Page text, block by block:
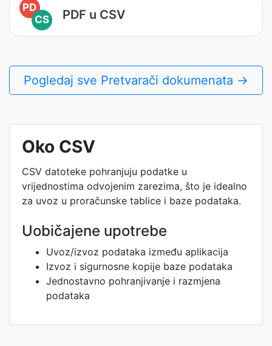
PD
CS
PDF u CSV
Pogledaj sve Pretvarači dokumenata →
Oko CSV
CSV datoteke pohranjuju podatke u
vrijednostima odvojenim zarezima, što je idealno
za uvoz u proračunske tablice i baze podataka.
Uobičajene upotrebe
Uvoz/izvoz podataka između aplikacija
Izvoz i sigurnosne kopije baze podataka
Jednostavno pohranjivanje i razmjena
podataka